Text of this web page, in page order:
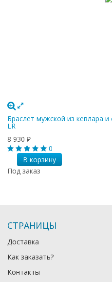
Браслет мужской из кевлара
LR
8 930 ₽
0
В корзину
Под заказ
СТРАНИЦЫ
Доставка
Как заказать?
Контакты